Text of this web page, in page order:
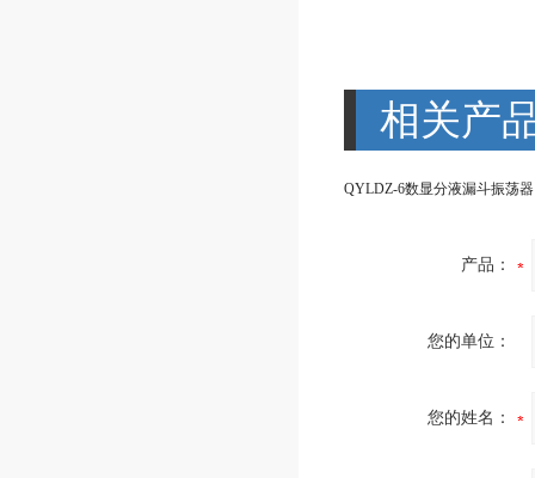
相关产
QYLDZ-6数显分液漏斗振荡器
产品：
您的单位：
您的姓名：